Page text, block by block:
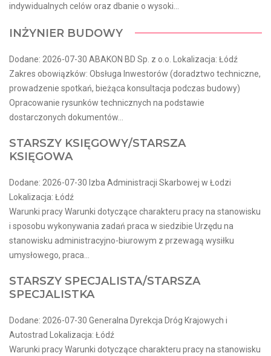
indywidualnych celów oraz dbanie o wysoki...
INŻYNIER BUDOWY
Dodane: 2026-07-30 ABAKON BD Sp. z o.o. Lokalizacja: Łódź
Zakres obowiązków: Obsługa Inwestorów (doradztwo techniczne,
prowadzenie spotkań, bieżąca konsultacja podczas budowy)
Opracowanie rysunków technicznych na podstawie
dostarczonych dokumentów...
STARSZY KSIĘGOWY/STARSZA
KSIĘGOWA
Dodane: 2026-07-30 Izba Administracji Skarbowej w Łodzi
Lokalizacja: Łódź
Warunki pracy Warunki dotyczące charakteru pracy na stanowisku
i sposobu wykonywania zadań praca w siedzibie Urzędu na
stanowisku administracyjno-biurowym z przewagą wysiłku
umysłowego, praca...
STARSZY SPECJALISTA/STARSZA
SPECJALISTKA
Dodane: 2026-07-30 Generalna Dyrekcja Dróg Krajowych i
Autostrad Lokalizacja: Łódź
Warunki pracy Warunki dotyczące charakteru pracy na stanowisku